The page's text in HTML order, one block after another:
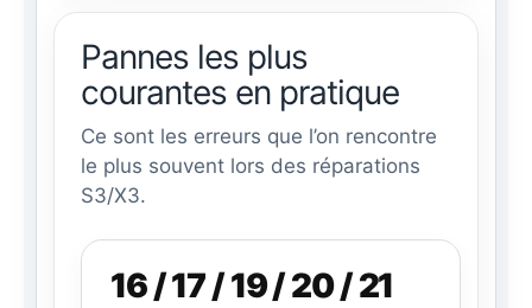
Pannes les plus
courantes en pratique
Ce sont les erreurs que l’on rencontre
le plus souvent lors des réparations
S3/X3.
16 / 17 / 19 / 20 / 21